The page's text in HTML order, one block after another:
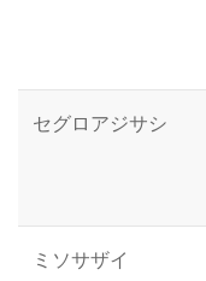
セグロアジサシ
ミソサザイ